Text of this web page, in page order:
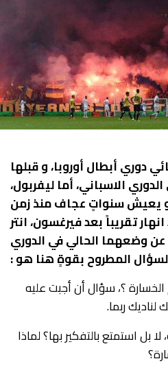
أبطال أوروبا، و قبلها
الاسباني، أما ليفربول،
بطولة ٢٠٠٥ فهو يعيش سنواتٍ عجاف منذ زمن
تقريباً بعد فيرغسون، انتر
وضعهما الحالي في الدوري
المطروح بقوةٍ هنا هو :
؟، سؤال أن أجبت عليه
ربما.
بل استمتع بالتفكير بها؟ لماذا